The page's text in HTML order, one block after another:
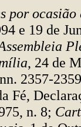
por
e 19 de
, 24 de
2357-
Fé,
n. 8;